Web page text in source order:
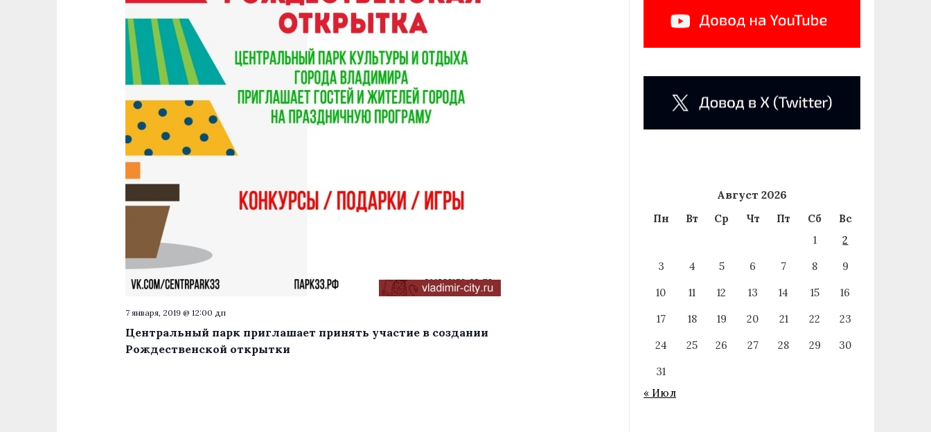
7 января, 2019 @ 12:00 дп
Центральный парк приглашает принять участие в создании
Рождественской открытки
Август 2026
Пн Вт Ср Чт Пт Сб
Вс
1
2
3
4 5 6 7 8
9
10
11 12 13 14 15
16
17
18 19 20 21 22
23
24
25 26 27 28 29
30
31
« Июл